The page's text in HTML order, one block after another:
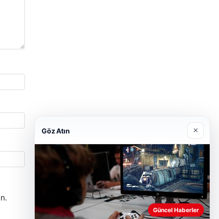
Göz Atın ×
Güncel Haberler